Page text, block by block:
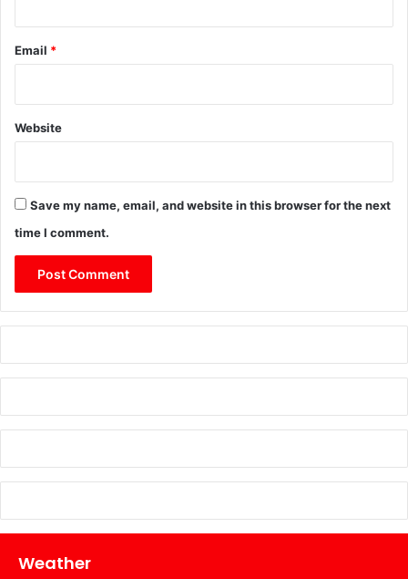
Email *
Website
Save my name, email, and website in this browser for the next
time I comment.
Weather